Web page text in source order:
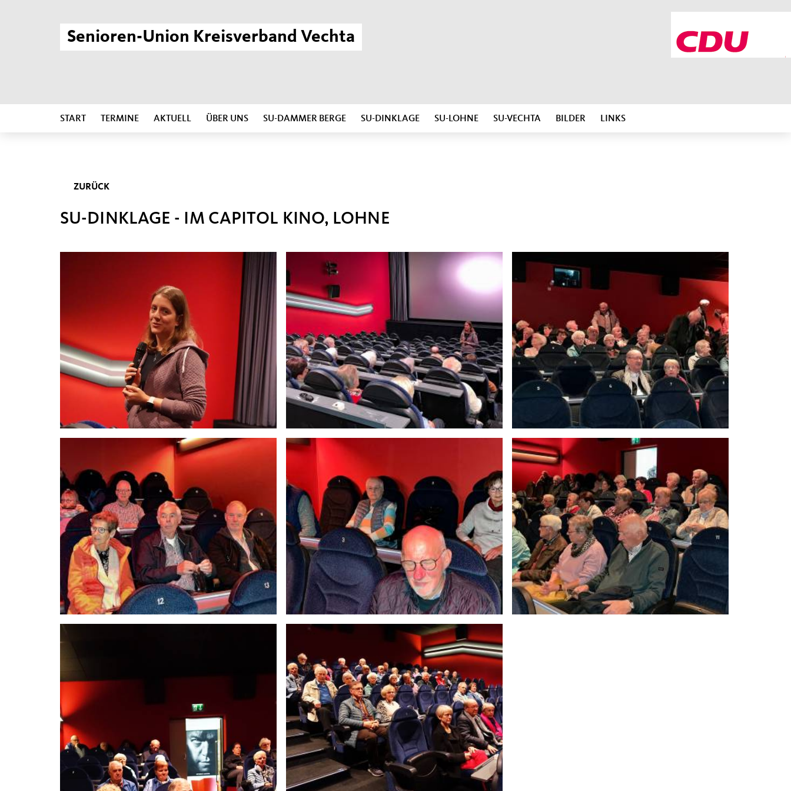
Senioren-Union Kreisverband Vechta
START TERMINE AKTUELL ÜBER UNS SU-DAMMER BERGE SU-DINKLAGE SU-LOHNE SU-VECHTA BILDER LINKS
ZURÜCK
SU-DINKLAGE - IM CAPITOL KINO, LOHNE